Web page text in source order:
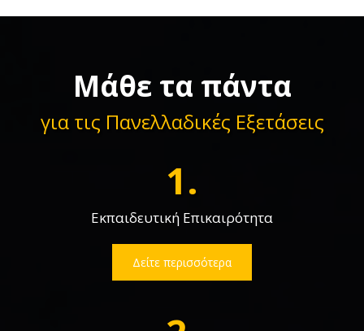
Μάθε τα πάντα
για τις Πανελλαδικές Εξετάσεις
1.
Εκπαιδευτική Επικαιρότητα
Δείτε περισσότερα